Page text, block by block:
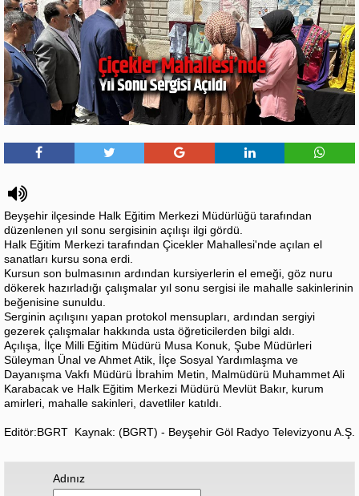
Beyşehir ilçesinde Halk Eğitim Merkezi Müdürlüğü tarafından
düzenlenen yıl sonu sergisinin açılışı ilgi gördü.
Halk Eğitim Merkezi tarafından Çicekler Mahallesi'nde açılan el
sanatları kursu sona erdi.
Kursun son bulmasının ardından kursiyerlerin el emeği, göz nuru
dökerek hazırladığı çalışmalar yıl sonu sergisi ile mahalle sakinlerinin
beğenisine sunuldu.
Serginin açılışını yapan protokol mensupları, ardından sergiyi
gezerek çalışmalar hakkında usta öğreticilerden bilgi aldı.
Açılışa, İlçe Milli Eğitim Müdürü Musa Konuk, Şube Müdürleri
Süleyman Ünal ve Ahmet Atik, İlçe Sosyal Yardımlaşma ve
Dayanışma Vakfı Müdürü İbrahim Metin, Malmüdürü Muhammet Ali
Karabacak ve Halk Eğitim Merkezi Müdürü Mevlüt Bakır, kurum
amirleri, mahalle sakinleri, davetliler katıldı.
Editör:BGRT Kaynak: (BGRT) - Beyşehir Göl Radyo Televizyonu A.Ş.
Adınız